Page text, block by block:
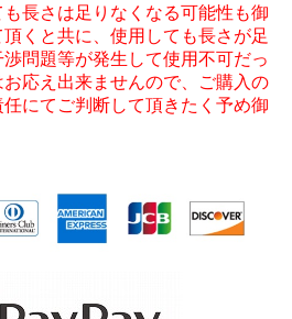
長さは足りなくなる可能性も御
くと共に、使用しても長さが足
問題等が発生して使用不可だっ
応え出来ませんので、ご購入の
にてご判断して頂きたく予め御